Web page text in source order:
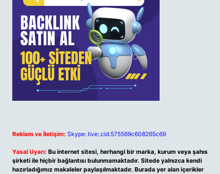
Reklam ve İletişim: Skype: live:.cid.575569c608265c69
Yasal Uyarı: Bu internet sitesi, herhangi bir marka, kurum veya şahıs
şirketi ile hiçbir bağlantısı bulunmamaktadır. Sitede yalnızca kendi
hazırladığımız makaleler paylaşılmaktadır. Burada yer alan içerikler